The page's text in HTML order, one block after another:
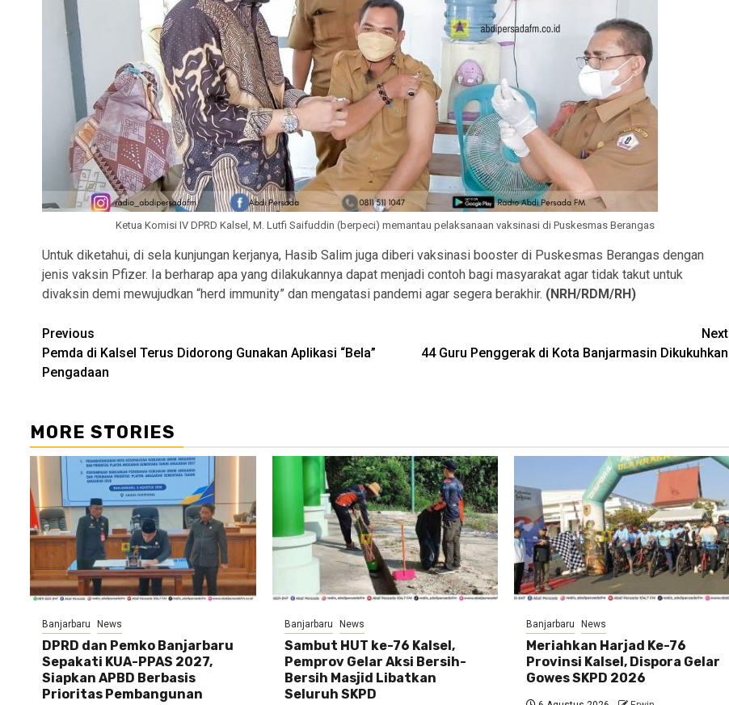
Ketua Komisi IV DPRD Kalsel, M. Lutfi Saifuddin (berpeci) memantau pelaksanaan vaksinasi di Puskesmas Berangas
Untuk diketahui, di sela kunjungan kerjanya, Hasib Salim juga diberi vaksinasi booster di Puskesmas Berangas dengan
jenis vaksin Pfizer. Ia berharap apa yang dilakukannya dapat menjadi contoh bagi masyarakat agar tidak takut untuk
divaksin demi mewujudkan “herd immunity” dan mengatasi pandemi agar segera berakhir. (NRH/RDM/RH)
Continue
Reading
Previous
Pemda di Kalsel Terus Didorong Gunakan Aplikasi “Bela”
Pengadaan
Next
44 Guru Penggerak di Kota Banjarmasin Dikukuhkan
MORE STORIES
Banjarbaru News
DPRD dan Pemko Banjarbaru
Sepakati KUA-PPAS 2027,
Siapkan APBD Berbasis
Prioritas Pembangunan
Banjarbaru News
Sambut HUT ke-76 Kalsel,
Pemprov Gelar Aksi Bersih-
Bersih Masjid Libatkan
Seluruh SKPD
Banjarbaru News
Meriahkan Harjad Ke-76
Provinsi Kalsel, Dispora Gelar
Gowes SKPD 2026